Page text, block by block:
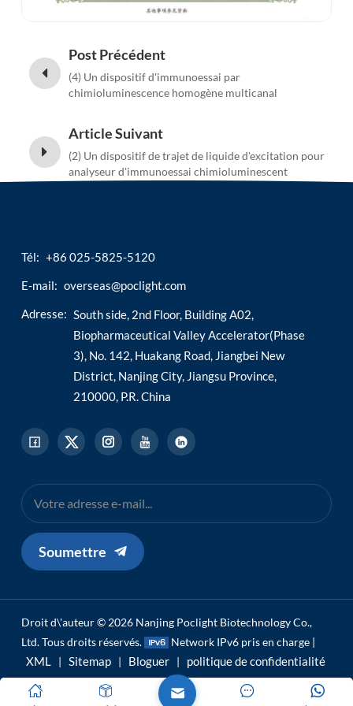
Post Précédent
(4) Un dispositif d'immunoessai par
chimioluminescence homogène multicanal
Article Suivant
(2) Un dispositif de trajet de liquide d'excitation pour
analyseur d'immunoessai chimioluminescent
Tél: +86 025-5825-5120
E-mail: overseas@poclight.com
Adresse: South side, 2nd Floor, Building A02,
Biopharmaceutical Valley Accelerator(Phase
3), No. 142, Huakang Road, Jiangbei New
District, Nanjing City, Jiangsu Province,
210000, P.R. China
Soumettre
Droit d\'auteur © 2026 Nanjing Poclight Biotechnology Co.,
Ltd. Tous droits réservés.
Network IPv6 pris en charge |
XML | Sitemap | Bloguer | politique de confidentialité